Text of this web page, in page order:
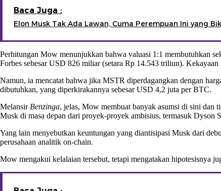
Baca Juga :
Elon Musk Tak Ada Lawan, Cuma Perempuan Ini yang
Perhitungan Mow menunjukkan bahwa valuasi 1:1 membutuhkan
Forbes sebesar USD 826 miliar (setara Rp 14.543 triliun).
Namun, ia mencatat bahwa jika MSTR diperdagangkan dengan
dibutuhkan, yang diperkirakannya sebesar USD 4,2 juta per BTC.
Melansir Benzinga, jelas, Mow membuat banyak asumsi di sini dan
Musk di masa depan dari proyek-proyek ambisius, termasuk Dyson
Yang lain menyebutkan keuntungan yang diantisipasi Musk dari
perusahaan analitik on-chain.
Mow mengakui kelalaian tersebut, tetapi mengatakan hipotesisnya